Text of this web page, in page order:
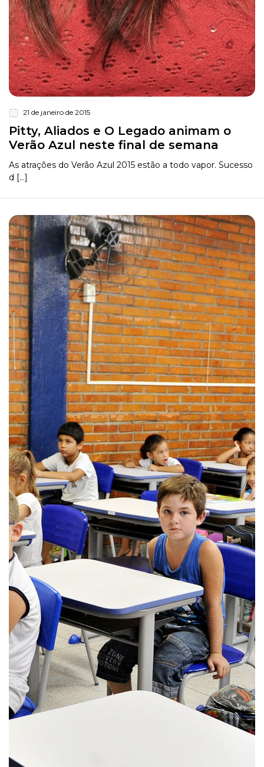
21 de janeiro de 2015
Pitty, Aliados e O Legado animam o
Verão Azul neste final de semana
As atrações do Verão Azul 2015 estão a todo vapor. Sucesso
d [...]